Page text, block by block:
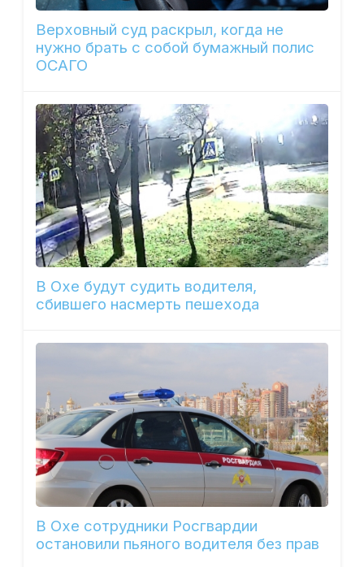
Верховный суд раскрыл, когда не
нужно брать с собой бумажный полис
ОСАГО
В Охе будут судить водителя,
сбившего насмерть пешехода
В Охе сотрудники Росгвардии
остановили пьяного водителя без прав